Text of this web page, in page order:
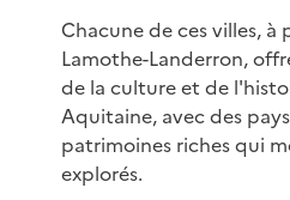
Chacune de ces villes, à
Lamothe-Landerron,
de la culture et de
Aquitaine, avec des
patrimoines riches qui
explorés.